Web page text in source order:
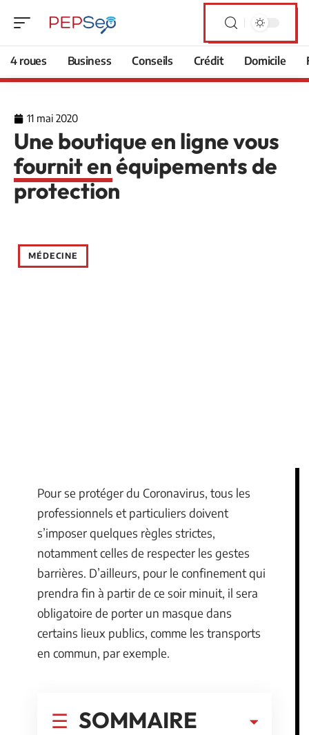
4 roues Business Conseils Crédit Domicile
11 mai 2020
Une boutique en ligne vous
fournit en équipements de
protection
MÉDECINE
Pour se protéger du Coronavirus, tous les
professionnels et particuliers doivent
s’imposer quelques règles strictes,
notamment celles de respecter les gestes
barrières. D’ailleurs, pour le confinement qui
prendra fin à partir de ce soir minuit, il sera
obligatoire de porter un masque dans
certains lieux publics, comme les transports
en commun, par exemple.
SOMMAIRE